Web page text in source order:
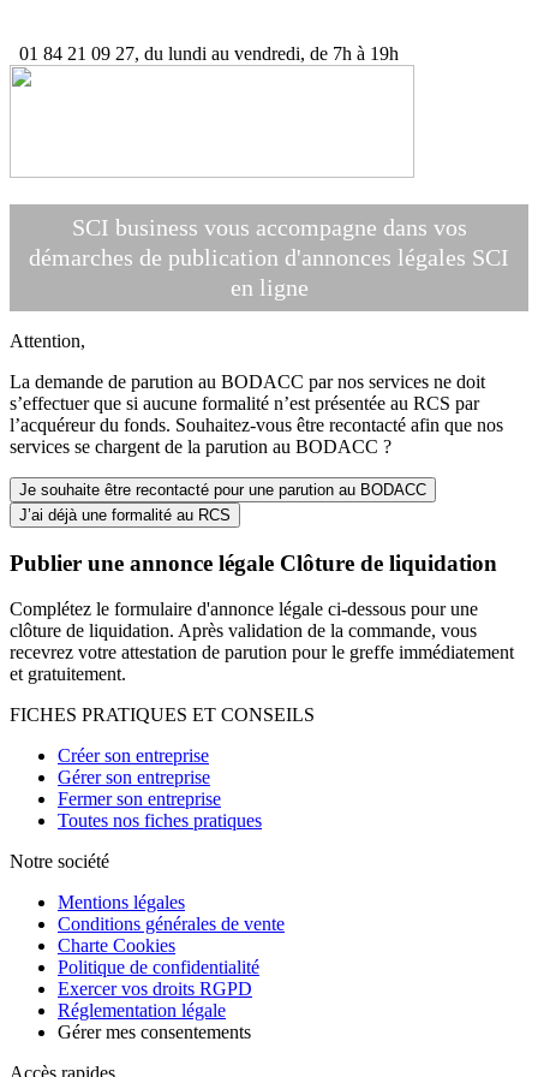
01 84 21 09 27, du lundi au vendredi, de 7h à 19h
SCI business vous accompagne dans vos
démarches de publication d'annonces légales SCI
en ligne
Attention,
La demande de parution au BODACC par nos services ne doit
s’effectuer que si aucune formalité n’est présentée au RCS par
l’acquéreur du fonds. Souhaitez-vous être recontacté afin que nos
services se chargent de la parution au BODACC ?
Je souhaite être recontacté pour une parution au BODACC
J’ai déjà une formalité au RCS
Publier une annonce légale Clôture de liquidation
Complétez le formulaire d'annonce légale ci-dessous pour une
clôture de liquidation. Après validation de la commande, vous
recevrez votre attestation de parution pour le greffe immédiatement
et gratuitement.
FICHES PRATIQUES ET CONSEILS
Créer son entreprise
Gérer son entreprise
Fermer son entreprise
Toutes nos fiches pratiques
Notre société
Mentions légales
Conditions générales de vente
Charte Cookies
Politique de confidentialité
Exercer vos droits RGPD
Réglementation légale
Gérer mes consentements